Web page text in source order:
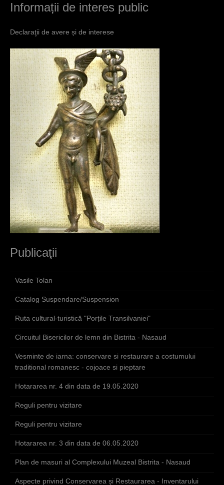
Informații de interes public
Declaraţii de avere și de interese
Publicaţii
Vasile Tolan
Catalog Suspendare/Suspension
Ruta cultural-turistică "Porțile Transilvaniei"
Circuitul Bisericilor de lemn din Bistrita - Nasaud
Vesminte de iarna: conservare si restaurare a costumului
traditional romanesc - cojoace si pieptare
Hotararea nr. 4 din data de 19.05.2020
Reguli pentru vizitare
Reguli pentru vizitare
Hotararea nr. 3 din data de 06.05.2020
Plan de masuri al Complexului Muzeal Bistrita - Nasaud
Aspecte privind Conservarea și Restaurarea - Inventarului